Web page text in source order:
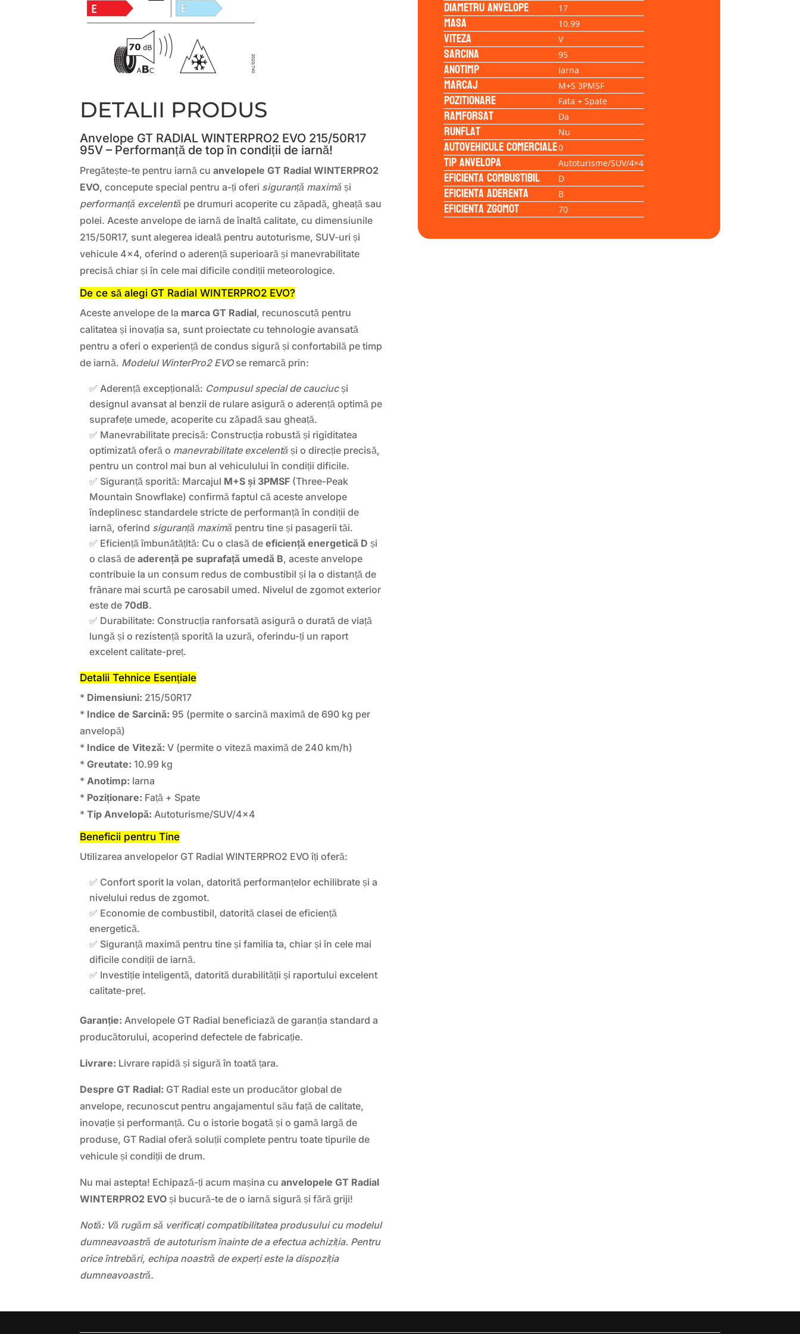
DETALII PRODUS
Anvelope GT RADIAL WINTERPRO2 EVO 215/50R17
95V – Performanță de top în condiții de iarnă!
Pregătește-te pentru iarnă cuanvelopele GT Radial WINTERPRO2
EVO, concepute special pentru a-ți oferi siguranță maximă și
performanță excelentă pe drumuri acoperite cu zăpadă, gheață sau
polei. Aceste anvelope de iarnă de înaltă calitate, cu dimensiunile
215/50R17, sunt alegerea ideală pentru autoturisme, SUV-uri și
vehicule 4×4, oferind o aderență superioară și manevrabilitate
precisă chiar și în cele mai dificile condiții meteorologice.
De ce să alegi GT Radial WINTERPRO2 EVO?
Aceste anvelope de la marca GT Radial, recunoscută pentru
calitatea și inovația sa, sunt proiectate cu tehnologie avansată
pentru a oferi o experiență de condus sigură și confortabilă pe timp
de iarnă. Modelul WinterPro2 EVOse remarcă prin:
✅ Aderență excepțională: Compusul special de cauciucși
designul avansat al benzii de rulare asigură o aderență optimă pe
suprafețe umede, acoperite cu zăpadă sau gheață.
✅ Manevrabilitate precisă: Construcția robustă și rigiditatea
optimizată oferă o manevrabilitate excelentă și o direcție precisă,
pentru un control mai bun al vehiculului în condiții dificile.
✅ Siguranță sporită: Marcajul M+S și 3PMSF (Three-Peak
Mountain Snowflake) confirmă faptul că aceste anvelope
îndeplinesc standardele stricte de performanță în condiții de
iarnă, oferind siguranță maximă pentru tine și pasagerii tăi.
✅ Eficiență îmbunătățită: Cu o clasă deeficiență energetică D și
o clasă deaderență pe suprafață umedă B, aceste anvelope
contribuie la un consum redus de combustibil și la o distanță de
frânare mai scurtă pe carosabil umed. Nivelul de zgomot exterior
este de70dB.
✅ Durabilitate: Construcția ranforsată asigură o durată de viață
lungă și o rezistență sporită la uzură, oferindu-ți un raport
excelent calitate-preț.
Detalii Tehnice Esențiale
* Dimensiuni: 215/50R17
* Indice de Sarcină: 95 (permite o sarcină maximă de 690 kg per
anvelopă)
* Indice de Viteză: V (permite o viteză maximă de 240 km/h)
*Greutate: 10.99 kg
* Anotimp: Iarna
* Poziționare: Față + Spate
*Tip Anvelopă: Autoturisme/SUV/4×4
Beneficii pentru Tine
Utilizarea anvelopelor GT Radial WINTERPRO2 EVO îți oferă:
✅ Confort sporit la volan, datorită performanțelor echilibrate și a
nivelului redus de zgomot.
✅ Economie de combustibil, datorită clasei de eficiență
energetică.
✅ Siguranță maximă pentru tine și familia ta, chiar și în cele mai
dificile condiții de iarnă.
✅ Investiție inteligentă, datorită durabilității și raportului excelent
calitate-preț.
Garanție: Anvelopele GT Radial beneficiază de garanția standard a
producătorului, acoperind defectele de fabricație.
Livrare: Livrare rapidă și sigură în toată țara.
Despre GT Radial: GT Radial este un producător global de
anvelope, recunoscut pentru angajamentul său față de calitate,
inovație și performanță. Cu o istorie bogată și o gamă largă de
produse, GT Radial oferă soluții complete pentru toate tipurile de
vehicule și condiții de drum.
Nu mai astepta! Echipază-ți acum mașina cuanvelopele GT Radial
WINTERPRO2 EVO și bucură-te de o iarnă sigură și fără griji!
Notă: Vă rugăm să verificați compatibilitatea produsului cu modelul
dumneavoastră de autoturism înainte de a efectua achiziția. Pentru
orice întrebări, echipa noastră de experți este la dispoziția
dumneavoastră.
Diametru anvelope 17
Masa 10.99
Viteza V
Sarcina 95
Anotimp Iarna
Marcaj M+S 3PMSF
Pozitionare Fata + Spate
Ramforsat Da
Runflat Nu
Autovehicule comerciale0
Tip anvelopa Autoturisme/SUV/4×4
Eficienta Combustibil D
Eficienta Aderenta B
Eficienta Zgomot 70